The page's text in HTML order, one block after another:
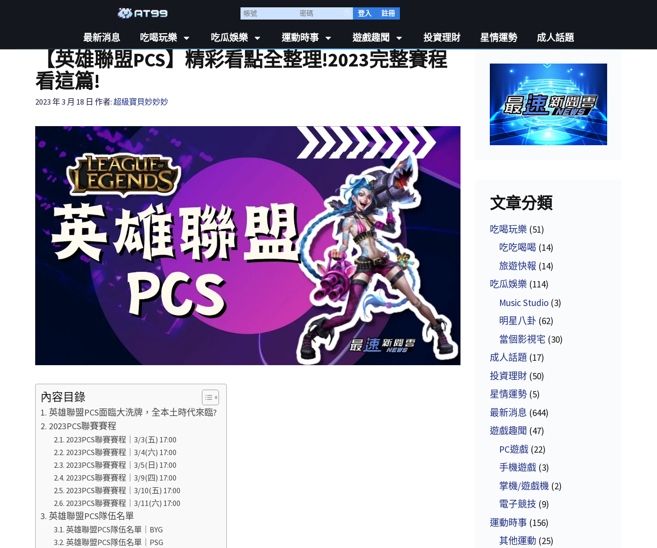
登入 註冊
最新消息 吃喝玩樂 吃瓜娛樂 運動時事 遊戲趣聞 投資理財 星情運勢 成人話題
【英雄聯盟PCS】精彩看點全整理!2023完整賽程
看這篇!
2023 年 3 月 18 日 作者: 超級寶貝妙妙妙
內容目錄
英雄聯盟PCS面臨大洗牌，全本土時代來臨?
2023PCS聯賽賽程
2023PCS聯賽賽程｜3/3(五) 17:00
2023PCS聯賽賽程｜3/4(六) 17:00
2023PCS聯賽賽程｜3/5(日) 17:00
2023PCS聯賽賽程｜3/9(四) 17:00
2023PCS聯賽賽程｜3/10(五) 17:00
2023PCS聯賽賽程｜3/11(六) 17:00
英雄聯盟PCS隊伍名單
英雄聯盟PCS隊伍名單｜BYG
英雄聯盟PCS隊伍名單｜PSG
文章分類
吃喝玩樂 (51)
吃吃喝喝 (14)
旅遊快報 (14)
吃瓜娛樂 (114)
Music Studio (3)
明星八卦 (62)
當個影視宅 (30)
成人話題 (17)
投資理財 (50)
星情運勢 (5)
最新消息 (644)
遊戲趣聞 (47)
PC遊戲 (22)
手機遊戲 (3)
掌機/遊戲機 (2)
電子競技 (9)
運動時事 (156)
其他運動 (25)